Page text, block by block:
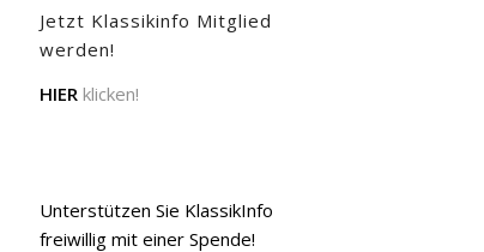
Jetzt Klassikinfo Mitglied
werden!
HIER klicken!
Unterstützen Sie KlassikInfo
freiwillig mit einer Spende!